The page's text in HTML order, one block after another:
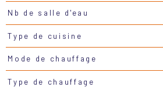
Nb de salle d'eau
Type de cuisine
Mode de chauffage
Type de chauffage